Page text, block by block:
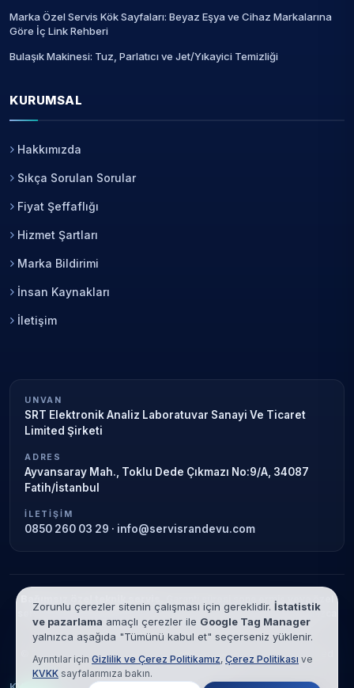
Marka Özel Servis Kök Sayfaları: Beyaz Eşya ve Cihaz Markalarına
Göre İç Link Rehberi
Bulaşık Makinesi: Tuz, Parlatıcı ve Jet/Yıkayici Temizliği
KURUMSAL
Hakkımızda
Sıkça Sorulan Sorular
Fiyat Şeffaflığı
Hizmet Şartları
Marka Bildirimi
İnsan Kaynakları
İletişim
UNVAN
SRT Elektronik Analiz Laboratuvar Sanayi Ve Ticaret
Limited Şirketi
ADRES
Ayvansaray Mah., Toklu Dede Çıkmazı No:9/A, 34087
Fatih/İstanbul
İLETIŞIM
0850 260 03 29 · info@servisrandevu.com
Garanti süresi sona ermiş veya özel
servis kapsamındaki cihazlar için hizmet verilir. Marka adları yalnızca
tanımlama amaçlıdır; yetkili servis ilişkisi bulunmamaktadır.
© 2026 SRT Elektronik Analiz Laboratuvar Sanayi Ve Ticaret Limited
Şirketi. Tüm hakları saklıdır.
Zorunlu çerezler sitenin çalışması için gereklidir. İstatistik
ve pazarlama amaçlı çerezler ile Google Tag Manager
yalnızca aşağıda "Tümünü kabul et" seçerseniz yüklenir.
Ayrıntılar için Gizlilik ve Çerez Politikamız, Çerez Politikası ve
KVKK sayfalarımıza bakın.